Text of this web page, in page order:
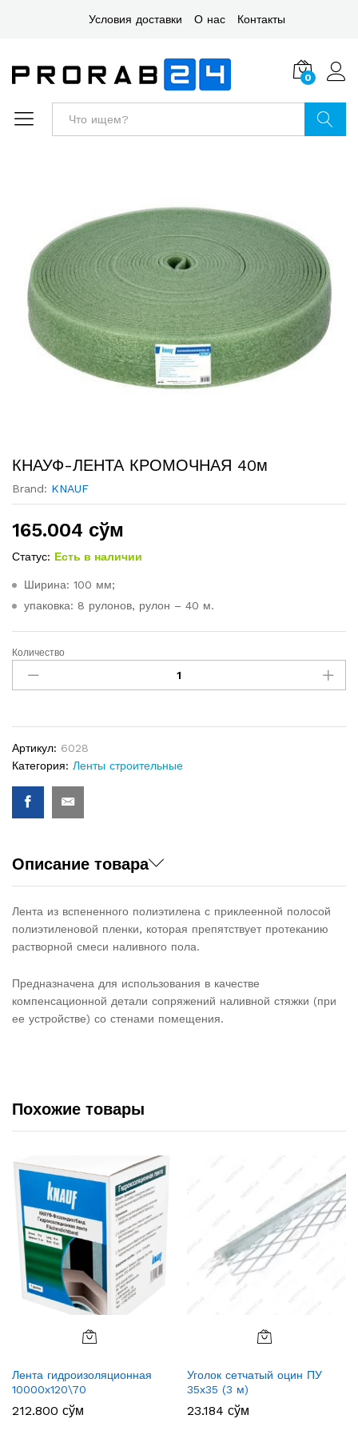
Условия доставки О нас Контакты
0
КНАУФ-ЛЕНТА КРОМОЧНАЯ 40м
Brand: KNAUF
165.004 сўм
Статус: Есть в наличии
Ширина: 100 мм;
упаковка: 8 рулонов, рулон – 40 м.
КНАУФ-
ЛЕНТА
КРОМОЧНАЯ
quantity
Количество
Артикул: 6028
Категория: Ленты строительные
Описание товара
Лента из вспененного полиэтилена с приклеенной полосой
полиэтиленовой пленки, которая препятствует протеканию
растворной смеси наливного пола.
Предназначена для использования в качестве
компенсационной детали сопряжений наливной стяжки (при
ее устройстве) со стенами помещения.
Похожие товары
Лента гидроизоляционная
10000х120\70
212.800 сўм
Уголок сетчатый оцин ПУ
35х35 (3 м)
23.184 сўм